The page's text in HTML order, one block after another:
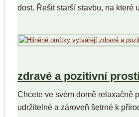
dost. Řešit starší stavbu, na které
zdravé a pozitivní
Chcete ve svém domě relaxačně
udržitelné a zároveň šetrné k